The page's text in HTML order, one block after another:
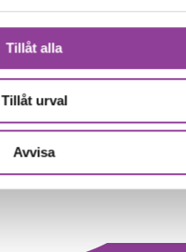
Tillåt alla
Tillåt urval
Avvisa